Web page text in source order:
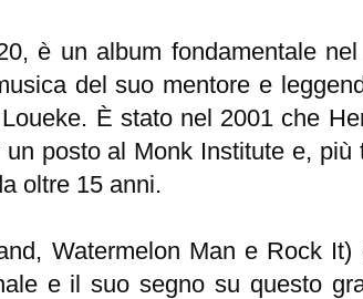
è un album fondamentale
del suo mentore e
È stato nel 2001 che
posto al Monk Institute e, più
oltre 15 anni.
Watermelon Man e Rock It)
e il suo segno su questo